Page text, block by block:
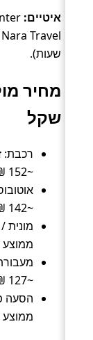
איטיים:
שעות).
מחיר
שקל
~152 ₪ (≈ 10 ₪ לשעה).
~142 ₪ (≈ 10 ₪ לשעה).
ממוצע ~140 ₪ (≈ 8 ₪
~127 ₪ (≈ 9 ₪ לשעה).
ממוצע ~1355 ₪ (≈ 161